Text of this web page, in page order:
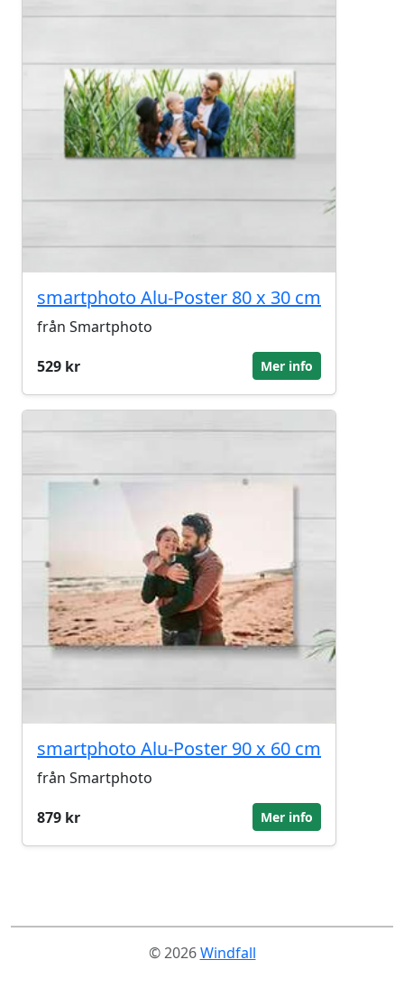
smartphoto Alu-Poster 80 x 30 cm
från Smartphoto
529 kr
Mer info
smartphoto Alu-Poster 90 x 60 cm
från Smartphoto
879 kr
Mer info
© 2026Windfall